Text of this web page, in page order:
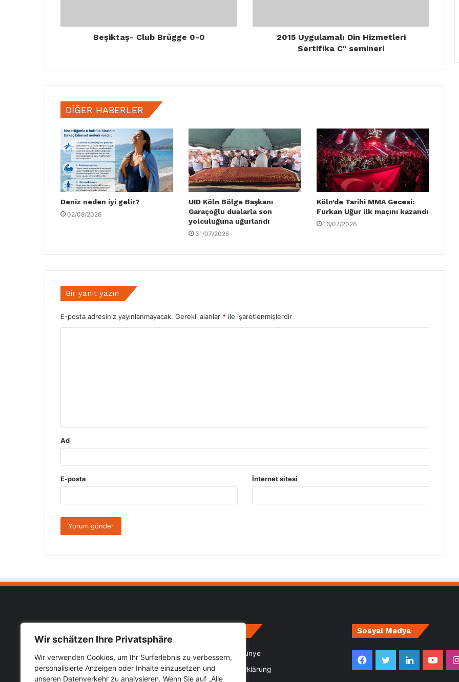
Wir schätzen Ihre Privatsphäre
Wir verwenden Cookies, um Ihr Surferlebnis zu verbessern,
personalisierte Anzeigen oder Inhalte einzusetzen und
unseren Datenverkehr zu analysieren. Wenn Sie auf „Alle
Beşiktaş- Club Brügge 0-0
2015 Uygulamalı Din Hizmetleri
Sertifika C" semineri
DIĞER HABERLER
Deniz neden iyi gelir?
02/08/2026
UID Köln Bölge Başkanı
Garaçoğlu dualarla son
yolculuğuna uğurlandı
31/07/2026
Köln’de Tarihi MMA Gecesi:
Furkan Uğur ilk maçını kazandı
16/07/2026
Bir yanıt yazın
E-posta adresiniz yayınlanmayacak. Gerekli alanlar * ile işaretlenmişlerdir
Ad
E-posta İnternet sitesi
Almanya Türkiye güncel haberlerini
öğrenebileceğiniz hızlı güvenilir haber
sitesi Muhabirce.com
Impressum- Künye
Datenschutzerklärung
Sosyal Medya
Facebook
TwitterLinkedIn